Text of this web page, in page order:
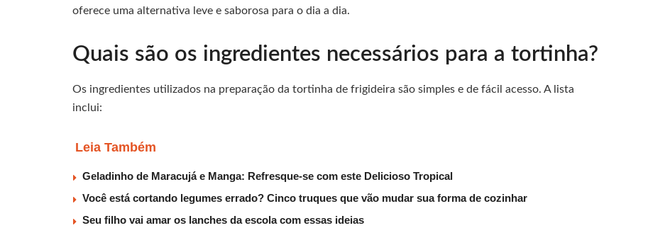
oferece uma alternativa leve e saborosa para o dia a dia.
Quais são os ingredientes necessários para a tortinha?
Os ingredientes utilizados na preparação da tortinha de frigideira são simples e de fácil acesso. A lista
inclui:
Leia Também
Geladinho de Maracujá e Manga: Refresque-se com este Delicioso Tropical
Você está cortando legumes errado? Cinco truques que vão mudar sua forma de cozinhar
Seu filho vai amar os lanches da escola com essas ideias